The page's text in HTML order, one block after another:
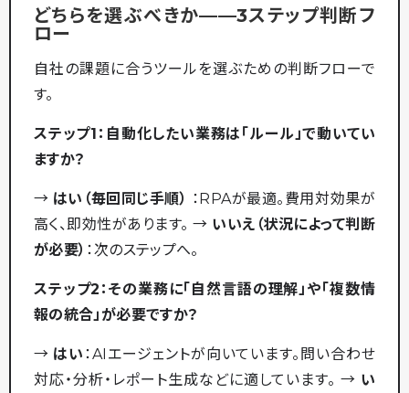
どちらを選ぶべきか——3ステップ判断フ
ロー
自社の課題に合うツールを選ぶための判断フローで
す。
ステップ1：自動化したい業務は「ルール」で動いてい
ますか？
→ はい（毎回同じ手順） ：RPAが最適。費用対効果が
高く、即効性があります。 → いいえ（状況によって判断
が必要） ：次のステップへ。
ステップ2：その業務に「自然言語の理解」や「複数情
報の統合」が必要ですか？
→ はい ：AIエージェントが向いています。問い合わせ
対応・分析・レポート生成などに適しています。 → い